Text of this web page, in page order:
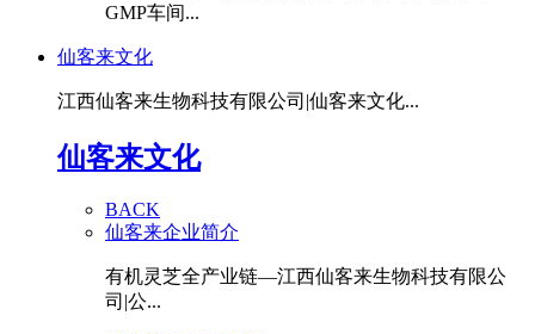
GMP车间...
仙客来文化
江西仙客来生物科技有限公司|仙客来文化...
仙客来文化
BACK
仙客来企业简介
有机灵芝全产业链—江西仙客来生物科技有限公
司|公...